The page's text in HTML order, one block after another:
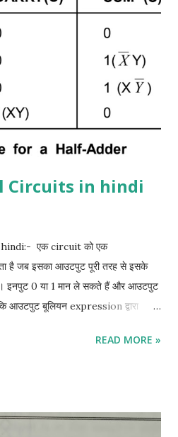
1 + 1 का योग बाइनरी 10 है, जिसमें दो अंक
और y और दो आउटपुट वेरिएबल के लिए S
योग के कम से कम महत्वपूर्ण बिट ...
Circuits in hindi
एक circuit को एक
है जब इसका आउटपुट पूरी तरह से इसके
है। इनपुट 0 या 1 मान ले सकते हैं और आउटपुट
आउटपुट बूलियन expression द्वारा
truth table से एक संयोजन सर्किट के
के उनके संबंधित आउटपुट दिखाती है।
READ MORE »